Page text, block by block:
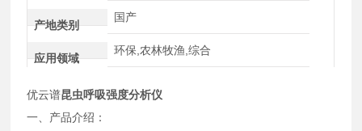
产地类别
国产
应用领域
环保,农林牧渔,综合
优云谱昆虫呼吸强度分析仪
一、产品介绍：